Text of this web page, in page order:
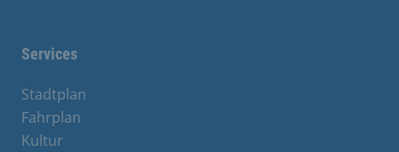
Services
Stadtplan
Fahrplan
Kultur